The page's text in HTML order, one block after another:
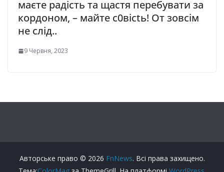
маєте радість та щастя перебувати за
кордоном, – майте с0вісtь! От зовсім
не слід..
9 Червня, 2023
Авторське право © 2026 FnNews. Всі права захищено.